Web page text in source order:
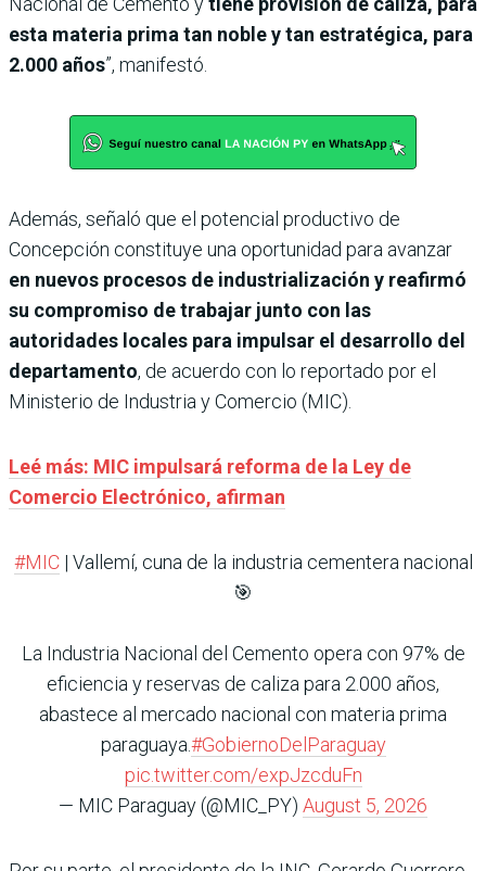
esta materia prima tan noble y tan estratégica, para
2.000 años”, manifestó.
Además, señaló que el potencial productivo de
Concepción constituye una oportunidad para avanzar
en nuevos procesos de industrialización y reafirmó
su compromiso de trabajar junto con las
autoridades locales para impulsar el desarrollo del
departamento, de acuerdo con lo reportado por el
Ministerio de Industria y Comercio (MIC).
Leé más: MIC impulsará reforma de la Ley de
Comercio Electrónico, afirman
#MIC| Vallemí, cuna de la industria cementera nacional
🎯
La Industria Nacional del Cemento opera con 97% de
eficiencia y reservas de caliza para 2.000 años,
abastece al mercado nacional con materia prima
paraguaya.#GobiernoDelParaguay
pic.twitter.com/expJzcduFn
— MIC Paraguay (@MIC_PY) August 5, 2026